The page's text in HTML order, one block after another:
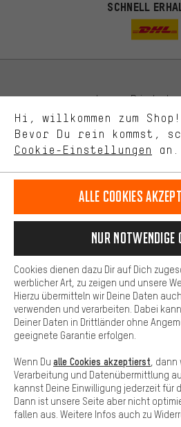
SCHNELL
Lass Dich
Terminbuchung
Kontaktformular
Unsere Datenschutzerklärung
Sprache"
Deutsch
DE english
EN
VERTRAG WIDERRUFEN Aachener
Impressum Datenschutz
Cookie-Einstellungen
Alle Preise verstehen sich in Euro
Versandkosten für
Hi, willkommen zum Shop!
Bevor Du rein kommst,
Cookie-Einstellungen an.
Du bekommst, statt zufälliger
Angebote von uns. Diese Cookies
besser zu erkennen und Dir
Uns interessiert, was Du in
selbst Einfluss auf die
unseres Shop-Angebots.
Dein Shopping-Erlebnis wird
stellen wir Verknüpfungen zu
können wir dir weitere nützliche
Verfügung stellen. Zudem hast
Services zu nutzen, die es dir
finden. Beispielsweise bieten wir
Fragen schnell und unkompliziert
Basis
Basis-Cookies gewährleisten,
grundsätzlich nutzen kannst.
Alle Cookies
Nur Notwendige
Cookies dienen dazu Dir auf Dich
werblicher Art, zu zeigen und unsere
Hierzu übermitteln wir Deine Daten
verwenden und verarbeiten. Dabei
Deiner Daten in Drittländer ohne
geeignete Garantie erfolgen.
Wenn Du alle Cookies akzeptierst ,
Verarbeitung und Datenübermittlung
kannst Deine Einwilligung jederzeit für
Dann ist unsere Seite aber nicht
fallen aus. Weitere Infos auch zu